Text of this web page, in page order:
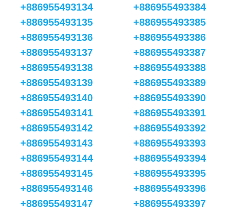
+886955493134
+886955493135
+886955493136
+886955493137
+886955493138
+886955493139
+886955493140
+886955493141
+886955493142
+886955493143
+886955493144
+886955493145
+886955493146
+886955493147
+886955493384
+886955493385
+886955493386
+886955493387
+886955493388
+886955493389
+886955493390
+886955493391
+886955493392
+886955493393
+886955493394
+886955493395
+886955493396
+886955493397